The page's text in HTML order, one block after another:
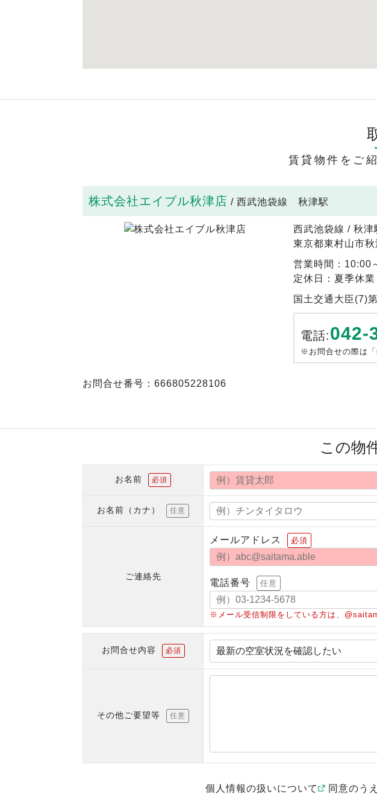
賃貸物件をご
株式会社エイブル秋津店 / 西武池袋線 秋津駅
西武池袋線 / 秋津
東京都東村山市
営業時間：10:00
定休日：夏季休業
国土交通大臣(7)
電話:042-
※お問合せの際は
お問合せ番号：666805228106
この物
お名前 必須
お名前（カナ） 任意
ご連絡先
メールアドレス 必須
電話番号 任意
※メール受信制限をしている方は、
お問合せ内容 必須
その他ご要望等 任意
個人情報の扱いについて 同意のう